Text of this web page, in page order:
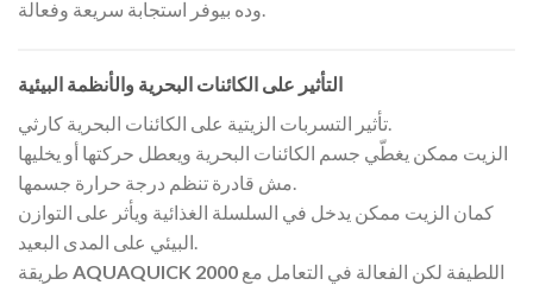
وده بيوفر استجابة سريعة وفعالة.
التأثير على الكائنات البحرية والأنظمة البيئية
تأثير التسربات الزيتية على الكائنات البحرية كارثي.
الزيت ممكن يغطّي جسم الكائنات البحرية ويعطل حركتها أو يخليها
مش قادرة تنظم درجة حرارة جسمها.
كمان الزيت ممكن يدخل في السلسلة الغذائية ويأثر على التوازن
البيئي على المدى البعيد.
AQUAQUICK 2000